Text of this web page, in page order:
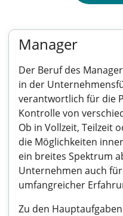
Manager
Der Beruf des
in der
verantwortlich für die
Kontrolle von
Ob in Vollzeit, Teilzeit
die Möglichkeiten
ein breites Spektrum
Unternehmen auch
umfangreicher
Zu den